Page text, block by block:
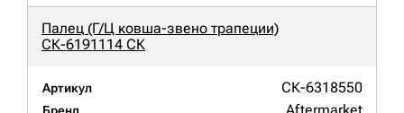
Палец (Г/Ц ковша-звено трапеции)
СК-6191114 СК
Артикул СК-6318550